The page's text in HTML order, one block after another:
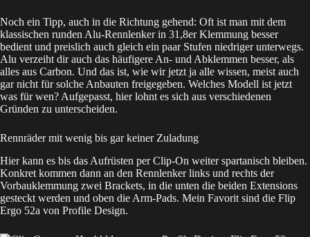
Noch ein Tipp, auch in die Richtung gehend: Oft ist man mit dem
klassischen runden Alu-Rennlenker in 31,8er Klemmung besser
bedient und preislich auch gleich ein paar Stufen niedriger unterwegs.
Alu verzeiht dir auch das häufigere An- und Abklemmen besser, als
alles aus Carbon. Und das ist, wie wir jetzt ja alle wissen, meist auch
gar nicht für solche Anbauten freigegeben. Welches Modell ist jetzt
was für wen? Aufgepasst, hier lohnt es sich aus verschiedenen
Gründen zu unterscheiden.
Rennräder mit wenig bis gar keiner Zuladung
Hier kann es bis das Aufrüsten per Clip-On weiter spartanisch bleiben.
Konkret kommen dann an den Rennlenker links und rechts der
Vorbauklemmung zwei Brackets, in die unten die beiden Extensions
gesteckt werden und oben die Arm-Pads. Mein Favorit sind die Flip
Ergo 52a von Profile Design.